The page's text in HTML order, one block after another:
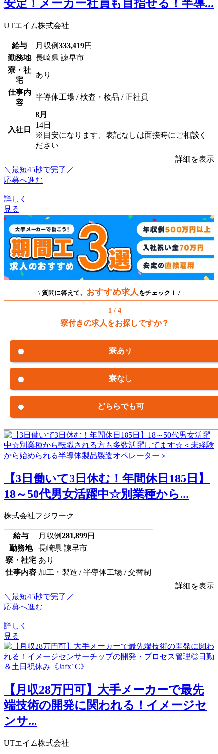
安定！メーカー社員も目指せる！半導...
UTエイム株式会社
給与 月収例333,419円
勤務地 長崎県 諫早市
寮・社
宅
あり
仕事内
容
半導体工場 / 検査・検品 / 正社員
入社日
8月
14日
※目安になります、表記なしは面接時にご相談く
ださい
詳細を表示
＼最短45秒で完了／
応募へ進む
詳しく
見る
\ 質問に答えて、 おすすめ求人 をチェック！ /
1 / 4
寮付きの求人をお探しですか？
寮あり
寮なし
どちらでも可
【3日働いて3日休む！年間休日185日】
18～50代男女活躍中☆別業種から...
株式会社フジワーク
給与 月収例281,899円
勤務地
長崎県 諫早市
寮・社宅 あり
仕事内容 加工・製造 / 半導体工場 / 交替制
詳細を表示
＼最短45秒で完了／
応募へ進む
詳しく
見る
【月収28万円可】大手メーカーで最先
端技術の開発に関われる！イメージセ
ンサ...
UTエイム株式会社